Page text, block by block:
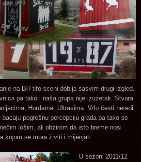
na BH tifo sceni dobija sasvim drugi izgled.
pa tako i naša grupa nije izuzetak. Stvara
Hordama, Ultrasima. Vrlo česti neredi
pogrešnu percepciju grada pa tako se
lošim, ali obzirom da isto breme nosi
kojom se mora živiti i mijenjati.
U sezoni 2011/12